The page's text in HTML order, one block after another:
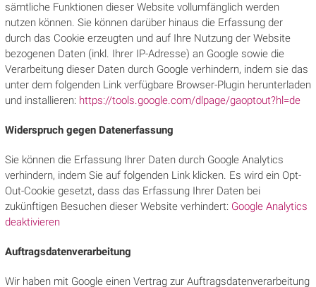
sämtliche Funktionen dieser Website vollumfänglich werden
nutzen können. Sie können darüber hinaus die Erfassung der
durch das Cookie erzeugten und auf Ihre Nutzung der Website
bezogenen Daten (inkl. Ihrer IP-Adresse) an Google sowie die
Verarbeitung dieser Daten durch Google verhindern, indem sie das
unter dem folgenden Link verfügbare Browser-Plugin herunterladen
und installieren: https://tools.google.com/dlpage/gaoptout?hl=de
Widerspruch gegen Datenerfassung
Sie können die Erfassung Ihrer Daten durch Google Analytics
verhindern, indem Sie auf folgenden Link klicken. Es wird ein Opt-
Out-Cookie gesetzt, dass das Erfassung Ihrer Daten bei
zukünftigen Besuchen dieser Website verhindert: Google Analytics
deaktivieren
Auftragsdatenverarbeitung
Wir haben mit Google einen Vertrag zur Auftragsdatenverarbeitung